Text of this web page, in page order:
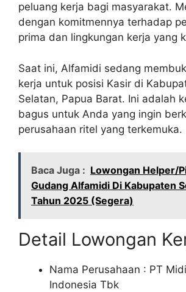
peluang kerja bagi masyarakat.
dengan komitmennya terhadap
prima dan lingkungan kerja yang
Saat ini, Alfamidi sedang
kerja untuk posisi Kasir di
Selatan, Papua Barat. Ini adalah
bagus untuk Anda yang ingin
perusahaan ritel yang terkemuka.
Baca Juga : Lowongan Helper/
Gudang Alfamidi Di Kabupaten
Tahun 2025 (Segera)
Detail Lowongan
Nama Perusahaan : PT
Indonesia Tbk